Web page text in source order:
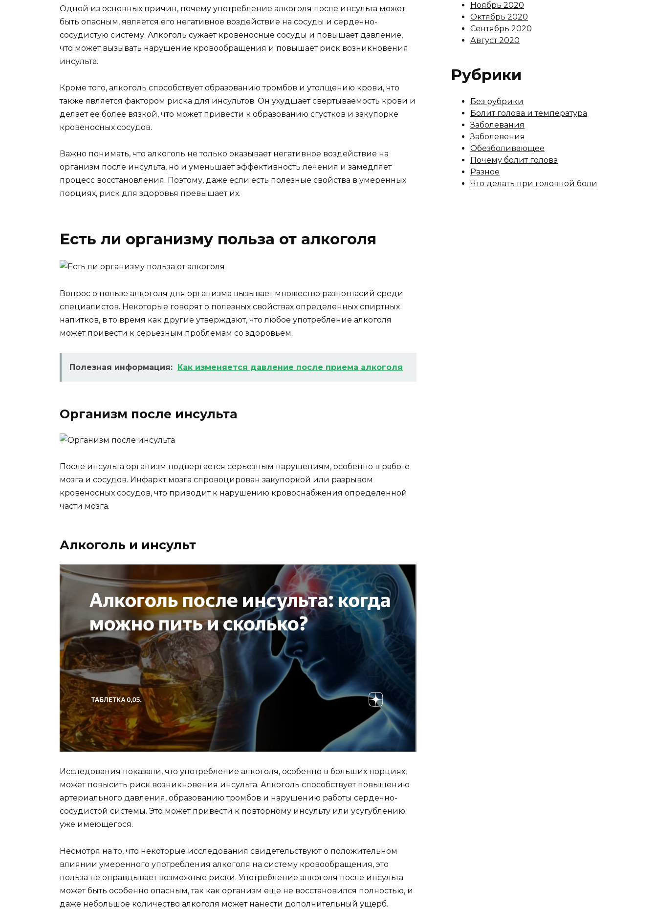
Одной из основных причин, почему употребление алкоголя после инсульта может
быть опасным, является его негативное воздействие на сосуды и сердечно-
сосудистую систему. Алкоголь сужает кровеносные сосуды и повышает давление,
что может вызывать нарушение кровообращения и повышает риск возникновения
инсульта.
Кроме того, алкоголь способствует образованию тромбов и утолщению крови, что
также является фактором риска для инсультов. Он ухудшает свертываемость крови и
делает ее более вязкой, что может привести к образованию сгустков и закупорке
кровеносных сосудов.
Важно понимать, что алкоголь не только оказывает негативное воздействие на
организм после инсульта, но и уменьшает эффективность лечения и замедляет
процесс восстановления. Поэтому, даже если есть полезные свойства в умеренных
порциях, риск для здоровья превышает их.
Есть ли организму польза от алкоголя
Вопрос о пользе алкоголя для организма вызывает множество разногласий среди
специалистов. Некоторые говорят о полезных свойствах определенных спиртных
напитков, в то время как другие утверждают, что любое употребление алкоголя
может привести к серьезным проблемам со здоровьем.
Полезная информация: Как изменяется давление после приема алкоголя
Организм после инсульта
После инсульта организм подвергается серьезным нарушениям, особенно в работе
мозга и сосудов. Инфаркт мозга спровоцирован закупоркой или разрывом
кровеносных сосудов, что приводит к нарушению кровоснабжения определенной
части мозга.
Алкоголь и инсульт
Исследования показали, что употребление алкоголя, особенно в больших порциях,
может повысить риск возникновения инсульта. Алкоголь способствует повышению
артериального давления, образованию тромбов и нарушению работы сердечно-
сосудистой системы. Это может привести к повторному инсульту или усугублению
уже имеющегося.
Несмотря на то, что некоторые исследования свидетельствуют о положительном
влиянии умеренного употребления алкоголя на систему кровообращения, это
польза не оправдывает возможные риски. Употребление алкоголя после инсульта
может быть особенно опасным, так как организм еще не восстановился полностью, и
даже небольшое количество алкоголя может нанести дополнительный ущерб.
Ноябрь 2020
Октябрь 2020
Сентябрь 2020
Август 2020
Рубрики
Без рубрики
Болит голова и температура
Заболевания
Заболевения
Обезболивающее
Почему болит голова
Разное
Что делать при головной боли